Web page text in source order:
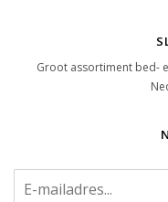
Groot assortiment bed-